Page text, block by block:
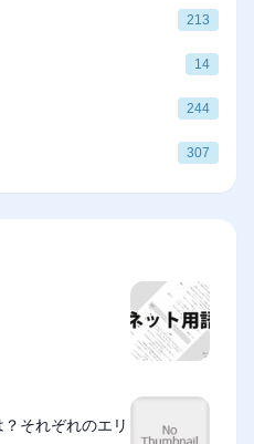
213
14
244
307
それぞれのエリ